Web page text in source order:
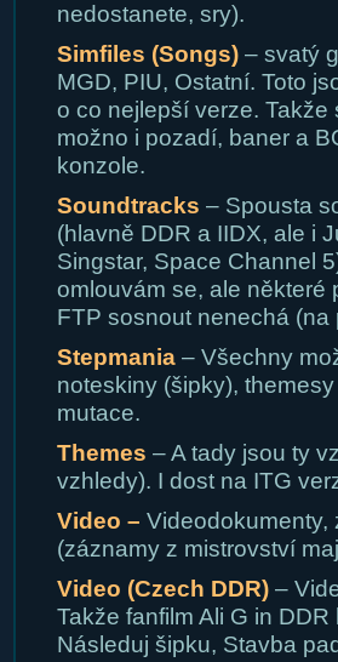
nedostanete, sry).
Simfiles (Songs)– svatý
MGD, PIU, Ostatní. Toto
o co nejlepší verze.
možno i pozadí, baner a
konzole.
Soundtracks – Spousta
(hlavně DDR a IIDX, ale i
Singstar, Space Channel
omlouvám se, ale některé
FTP sosnout nenechá
Stepmania– Všechny
noteskiny (šipky),
mutace.
Themes – A tady jsou ty
vzhledy). I dost na ITG
Video – Videodokumenty,
(záznamy z mistrovství
Video (Czech DDR) –
Takže fanfilm Ali G in
Následuj šipku, Stavba